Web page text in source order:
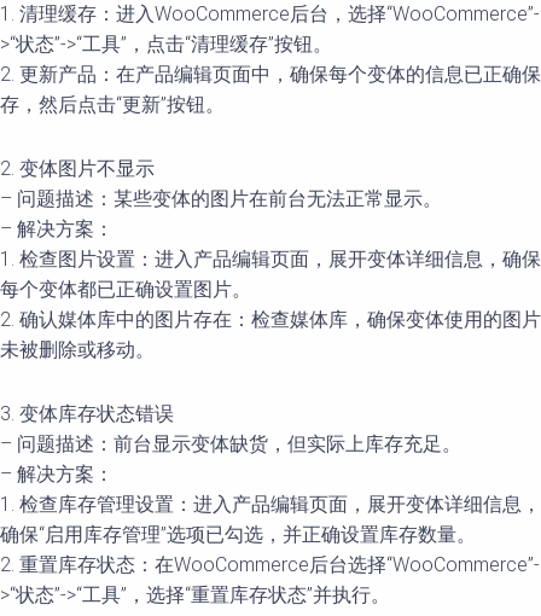
1. 清理缓存：进入WooCommerce后台，选择“WooCommerce”-
>“状态”->“工具”，点击“清理缓存”按钮。
2. 更新产品：在产品编辑页面中，确保每个变体的信息已正确保
存，然后点击“更新”按钮。
2. 变体图片不显示
– 问题描述：某些变体的图片在前台无法正常显示。
– 解决方案：
1. 检查图片设置：进入产品编辑页面，展开变体详细信息，确保
每个变体都已正确设置图片。
2. 确认媒体库中的图片存在：检查媒体库，确保变体使用的图片
未被删除或移动。
3. 变体库存状态错误
– 问题描述：前台显示变体缺货，但实际上库存充足。
– 解决方案：
1. 检查库存管理设置：进入产品编辑页面，展开变体详细信息，
确保“启用库存管理”选项已勾选，并正确设置库存数量。
2. 重置库存状态：在WooCommerce后台选择“WooCommerce”-
>“状态”->“工具”，选择“重置库存状态”并执行。